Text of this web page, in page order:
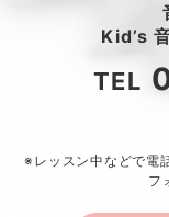
Kid’s
TEL
※レッスン中などで電
フ